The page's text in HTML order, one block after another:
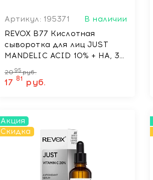
Артикул: 195371
В наличии
REVOX B77 Кислотная
сыворотка для лиц JUST
MANDELIC ACID 10% + НА, 30
2095 руб.
17 81 руб.
Акция
Скидка